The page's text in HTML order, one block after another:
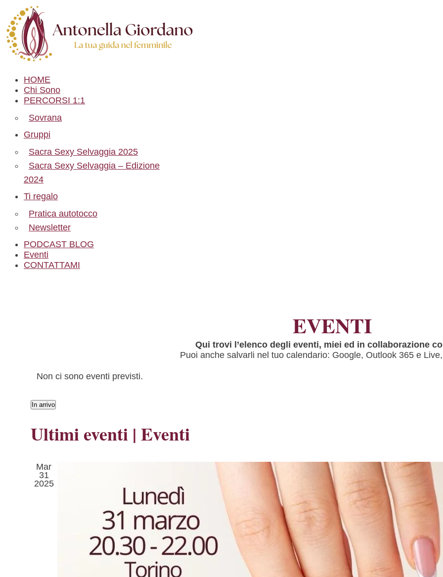
HOME
Chi Sono
PERCORSI 1:1
Sovrana
Gruppi
Sacra Sexy Selvaggia 2025
Sacra Sexy Selvaggia – Edizione
2024
Ti regalo
Pratica autotocco
Newsletter
PODCAST BLOG
Eventi
CONTATTAMI
EVENTI
Qui trovi l’elenco degli eventi, miei ed in collaborazione
Puoi anche salvarli nel tuo calendario: Google, Outlook 365 e
Non ci sono eventi previsti.
In arrivo
data.
Ultimi eventi | Eventi
Mar
31
2025